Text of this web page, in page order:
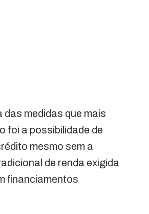
das medidas que mais
foi a possibilidade de
mesmo sem a
de renda exigida
financiamentos